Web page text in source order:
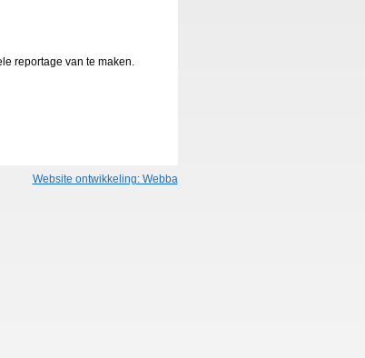
reportage van te maken.
Website ontwikkeling: Webba